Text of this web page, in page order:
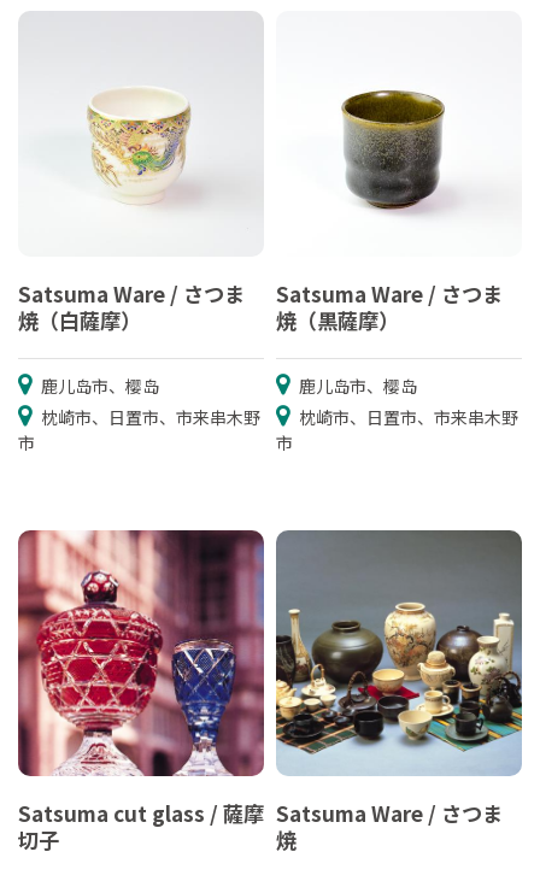
Satsuma Ware / さつま
焼（白薩摩）
鹿儿岛市、樱岛
枕崎市、日置市、市来串木野
市
Satsuma Ware / さつま
焼（黒薩摩）
鹿儿岛市、樱岛
枕崎市、日置市、市来串木野
市
Satsuma cut glass / 薩摩
切子
Satsuma Ware / さつま
焼